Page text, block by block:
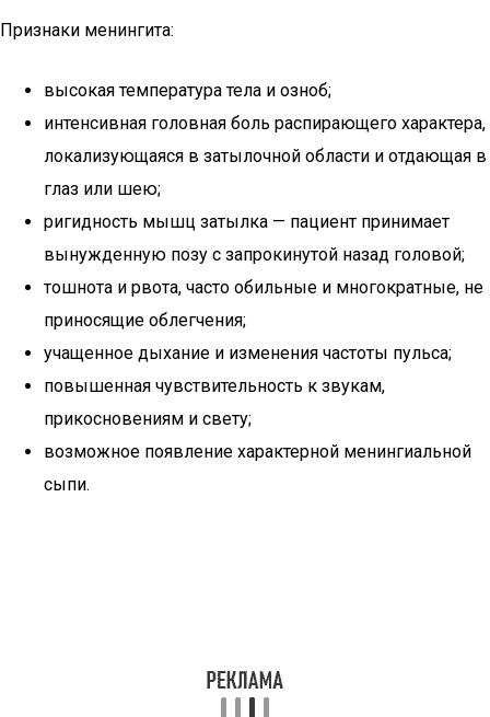
Признаки менингита:
высокая температура тела и озноб;
интенсивная головная боль распирающего характера,
локализующаяся в затылочной области и отдающая в
глаз или шею;
ригидность мышц затылка — пациент принимает
вынужденную позу с запрокинутой назад головой;
тошнота и рвота, часто обильные и многократные, не
приносящие облегчения;
учащенное дыхание и изменения частоты пульса;
повышенная чувствительность к звукам,
прикосновениям и свету;
возможное появление характерной менингиальной
сыпи.